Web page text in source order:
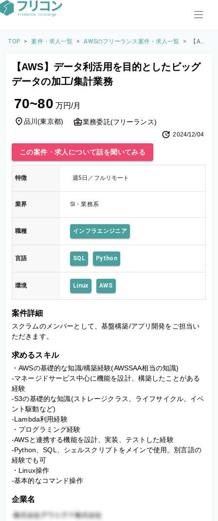
TOP > 案件・求人一覧 > AWSのフリーランス案件・求人一覧 >
【AW
活用を
【AWS】データ利活用を目的としたビッグ
データの加工/集計業務
70~80 万円/月
品川(東京都) 業務委託(フリーランス)
2024/12/04
この案件・求人について話を聞いてみる
特徴 週5日／フルリモート
業界 SI・業務系
職種 インフラエンジニア
言語 SQL Python
環境 Linux AWS
案件詳細
スクラムのメンバーとして、基盤構築/アプリ開発をご担当い
ただきます。
求めるスキル
・AWSの基礎的な知識/構築経験(AWSSAA相当の知識)
-マネージドサービス中心に機能を設計、構築したことがある
経験
-S3の基礎的な知識(ストレージクラス、ライフサイクル、イベ
ント駆動など)
-Lambda利用経験
・プログラミング経験
-AWSと連携する機能を設計、実装、テストした経験
-Python、SQL、シェルスクリプトをメインで使用。別言語の
経験でも可
・Linux操作
-基本的なコマンド操作
企業名